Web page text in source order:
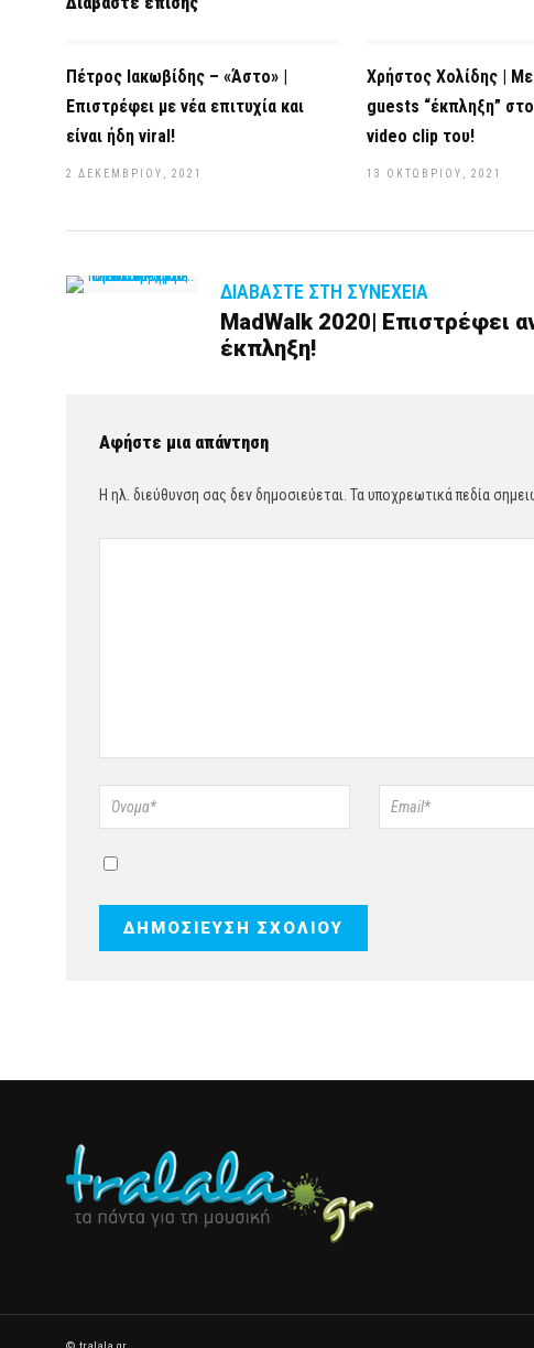
Πέτρος Ιακωβίδης – «Άστο» |
Επιστρέφει με νέα επιτυχία και
είναι ήδη viral!
2 ΔΕΚΕΜΒΡΊΟΥ, 2021
Χρήστος Χολίδης |
guests “έκπληξη”
video clip του!
13 ΟΚΤΩΒΡΊΟΥ, 2021
ΔΙΑΒΆΣΤΕ ΣΤΗ ΣΥΝΈΧΕΙΑ
MadWalk 2020| Επιστρέφει
έκπληξη!
Αφήστε μια απάντηση
Η ηλ. διεύθυνση σας δεν δημοσιεύεται. Τα υποχρεωτικά πεδία